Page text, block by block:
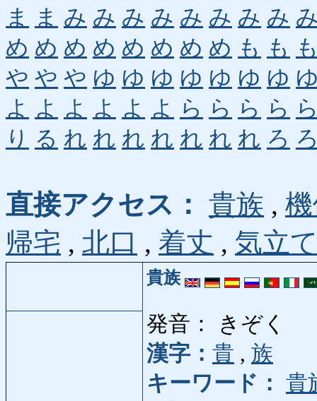
ま
ま み み み み み み み み
め め め め め め め め も も
や や や ゆ ゆ ゆ ゆ ゆ ゆ ゆ
よ よ よ よ よ よ ら ら ら ら
り る れ れ れ れ れ れ れ ろ
直接アクセス： 貴族 ,
帰宅 , 北口 , 着丈 , 気立
貴族
発音： きぞく
漢字： 貴 , 族
キーワード： 貴